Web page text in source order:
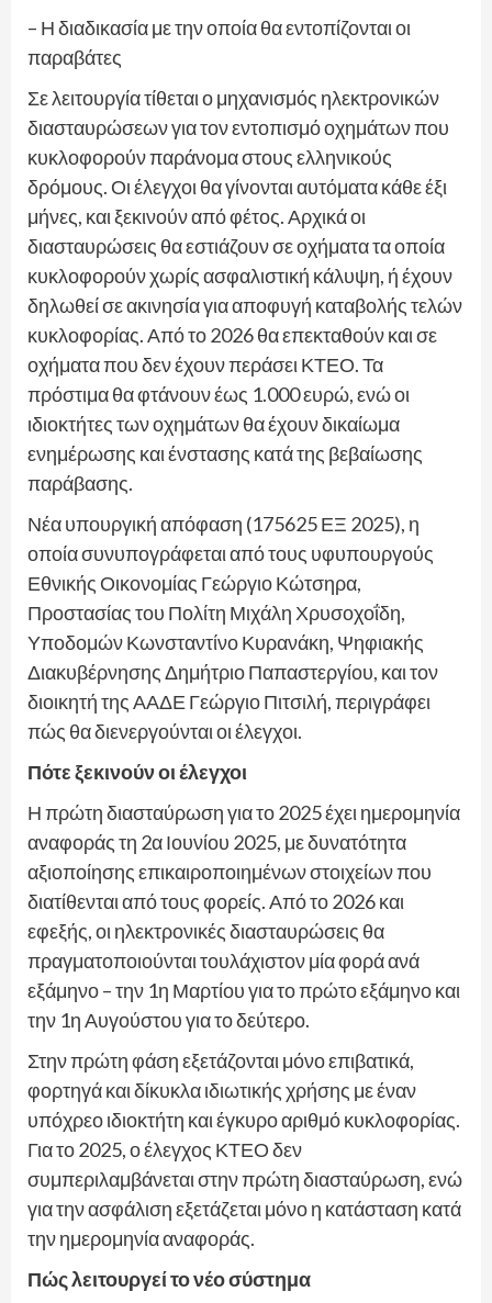
– Η διαδικασία με την οποία θα εντοπίζονται οι
παραβάτες
Σε λειτουργία τίθεται ο μηχανισμός ηλεκτρονικών
διασταυρώσεων για τον εντοπισμό οχημάτων που
κυκλοφορούν παράνομα στους ελληνικούς
δρόμους. Οι έλεγχοι θα γίνονται αυτόματα κάθε έξι
μήνες, και ξεκινούν από φέτος. Αρχικά οι
διασταυρώσεις θα εστιάζουν σε οχήματα τα οποία
κυκλοφορούν χωρίς ασφαλιστική κάλυψη, ή έχουν
δηλωθεί σε ακινησία για αποφυγή καταβολής τελών
κυκλοφορίας. Από το 2026 θα επεκταθούν και σε
οχήματα που δεν έχουν περάσει ΚΤΕΟ. Τα
πρόστιμα θα φτάνουν έως 1.000 ευρώ, ενώ οι
ιδιοκτήτες των οχημάτων θα έχουν δικαίωμα
ενημέρωσης και ένστασης κατά της βεβαίωσης
παράβασης.
Νέα υπουργική απόφαση (175625 ΕΞ 2025), η
οποία συνυπογράφεται από τους υφυπουργούς
Εθνικής Οικονομίας Γεώργιο Κώτσηρα,
Προστασίας του Πολίτη Μιχάλη Χρυσοχοΐδη,
Υποδομών Κωνσταντίνο Κυρανάκη, Ψηφιακής
Διακυβέρνησης Δημήτριο Παπαστεργίου, και τον
διοικητή της ΑΑΔΕ Γεώργιο Πιτσιλή, περιγράφει
πώς θα διενεργούνται οι έλεγχοι.
Πότε ξεκινούν οι έλεγχοι
Η πρώτη διασταύρωση για το 2025 έχει ημερομηνία
αναφοράς τη 2α Ιουνίου 2025, με δυνατότητα
αξιοποίησης επικαιροποιημένων στοιχείων που
διατίθενται από τους φορείς. Από το 2026 και
εφεξής, οι ηλεκτρονικές διασταυρώσεις θα
πραγματοποιούνται τουλάχιστον μία φορά ανά
εξάμηνο – την 1η Μαρτίου για το πρώτο εξάμηνο και
την 1η Αυγούστου για το δεύτερο.
Στην πρώτη φάση εξετάζονται μόνο επιβατικά,
φορτηγά και δίκυκλα ιδιωτικής χρήσης με έναν
υπόχρεο ιδιοκτήτη και έγκυρο αριθμό κυκλοφορίας.
Για το 2025, ο έλεγχος ΚΤΕΟ δεν
συμπεριλαμβάνεται στην πρώτη διασταύρωση, ενώ
για την ασφάλιση εξετάζεται μόνο η κατάσταση κατά
την ημερομηνία αναφοράς.
Πώς λειτουργεί το νέο σύστημα